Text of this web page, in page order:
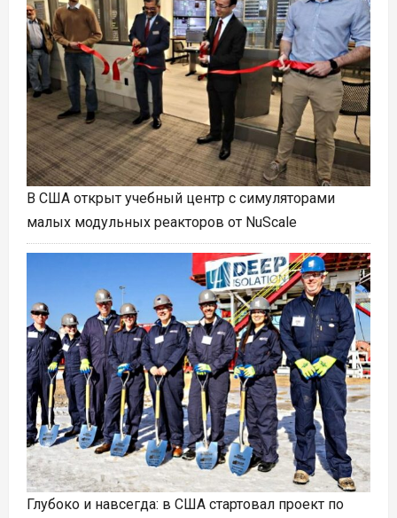
В США открыт учебный центр с симуляторами
малых модульных реакторов от NuScale
Глубоко и навсегда: в США стартовал проект по